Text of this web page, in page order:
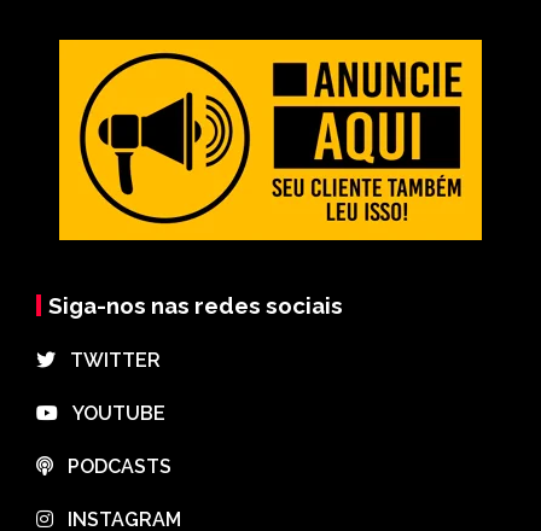
Siga-nos nas redes sociais
⠀TWITTER
⠀YOUTUBE
⠀PODCASTS
⠀INSTAGRAM